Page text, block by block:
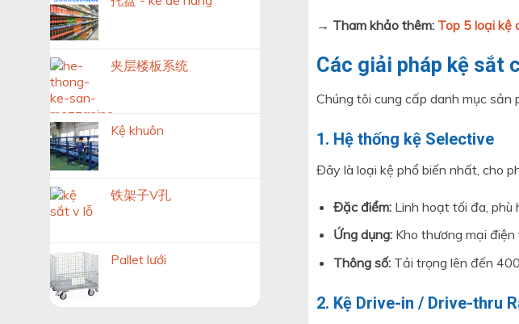
夹层楼板系统
Kệ khuôn
铁架子V孔
Pallet lưới
→ Tham khảo thêm: Top 5 loại kệ
Các giải pháp kệ sắt
Chúng tôi cung cấp danh mục sản
1. Hệ thống kệ Selective
Đây là loại kệ phổ biến nhất, cho
Đặc điểm:Linh hoạt tối đa, phù
Ứng dụng:Kho thương mại điện
Thông số:Tải trọng lên đến
2. Kệ Drive-in / Drive-thru